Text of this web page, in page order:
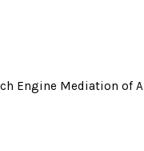
Engine Mediation of